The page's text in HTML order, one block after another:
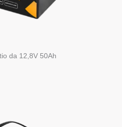
da 12,8V 50Ah